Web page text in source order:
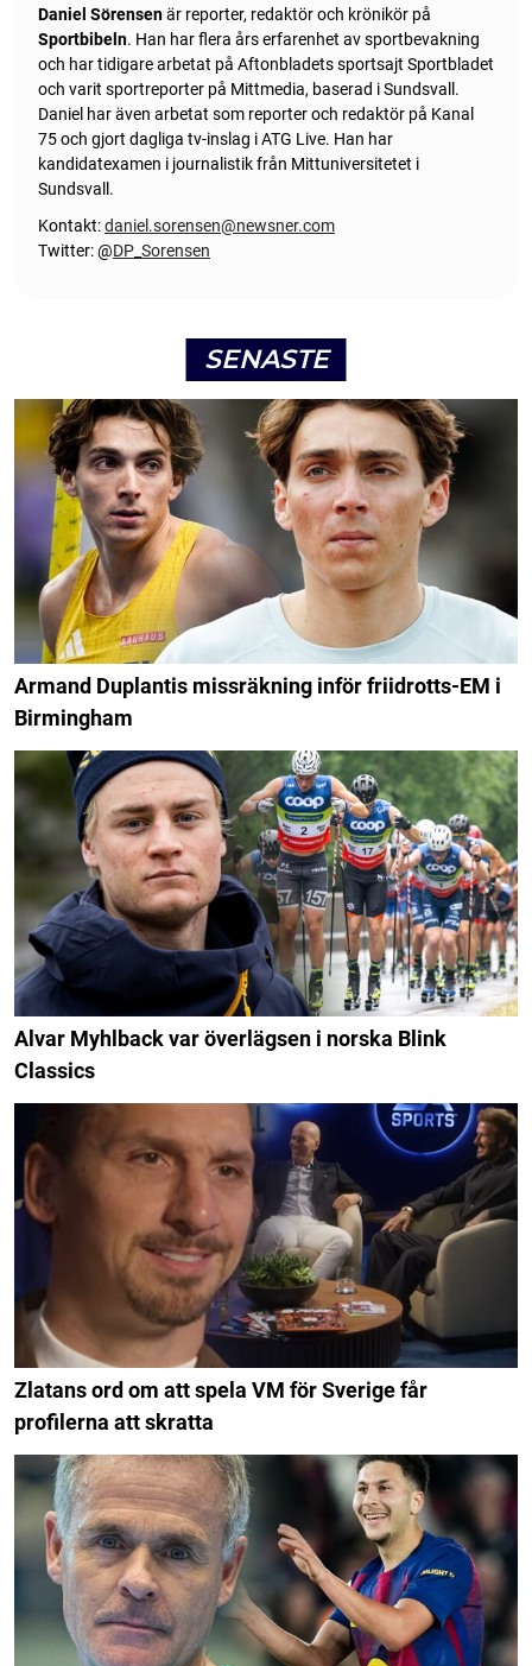
Daniel Sörensenär reporter, redaktör och krönikör på
Sportbibeln. Han har flera års erfarenhet av sportbevakning
och har tidigare arbetat på Aftonbladets sportsajt Sportbladet
och varit sportreporter på Mittmedia, baserad i Sundsvall.
Daniel har även arbetat som reporter och redaktör på Kanal
75 och gjort dagliga tv-inslag i ATG Live. Han har
kandidatexamen i journalistik från Mittuniversitetet i
Sundsvall.
Kontakt:daniel.sorensen@newsner.com
Twitter: @DP_Sorensen
SENASTE
Armand Duplantis missräkning inför friidrotts-EM i
Birmingham
Alvar Myhlback var överlägsen i norska Blink
Classics
Zlatans ord om att spela VM för Sverige får
profilerna att skratta